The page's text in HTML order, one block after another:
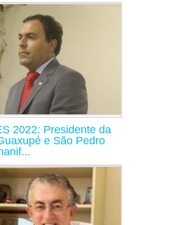
2022: Presidente da
e São Pedro